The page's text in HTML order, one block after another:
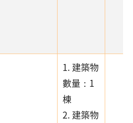
1. 建築物
數量：1
棟
2. 建築物